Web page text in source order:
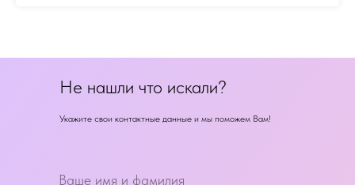
Не нашли что искали?
Укажите свои контактные данные и мы поможем Вам!